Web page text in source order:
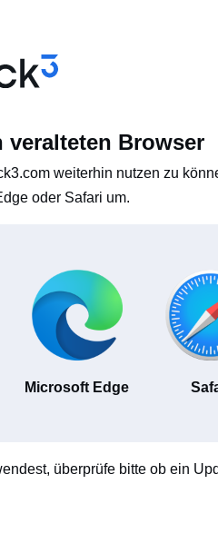
veralteten Browser
weiterhin nutzen zu
oder Safari um.
Microsoft Edge
überprüfe bitte ob ein